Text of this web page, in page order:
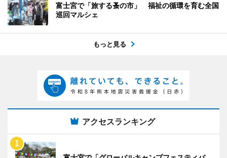
富士宮で「旅する蚤の市」 福祉の循環を育む全国
巡回マルシェ
もっと見る
アクセスランキング